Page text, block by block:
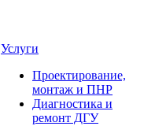
Услуги
Проектирование,
монтаж и ПНР
Диагностика и
ремонт ДГУ